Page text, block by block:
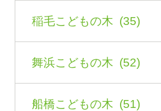
稲毛こどもの木 (35)
舞浜こどもの木 (52)
船橋こどもの木 (51)